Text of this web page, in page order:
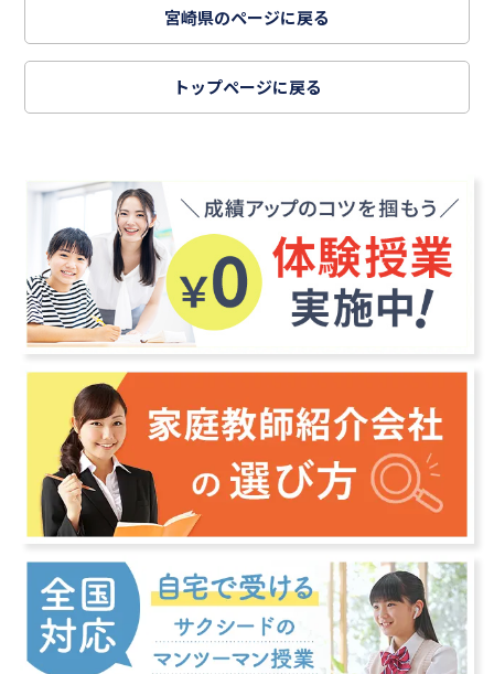
宮崎県のページに戻る
トップページに戻る